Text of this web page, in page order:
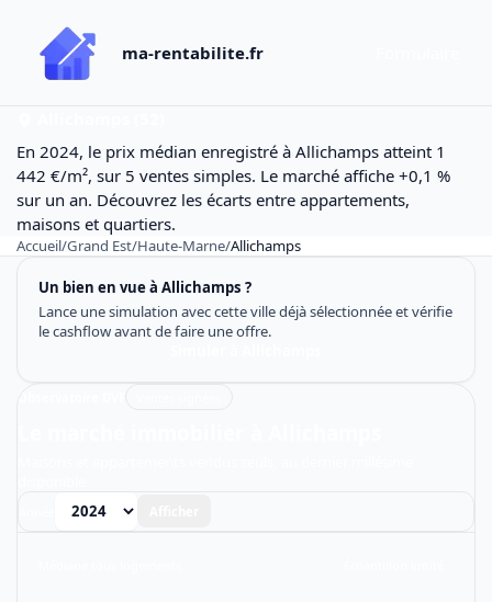
ma-rentabilite.fr
En 2024, le prix médian enregistré à Allichamps atteint 1
442 €/m², sur 5 ventes simples. Le marché affiche +0,1 %
sur un an. Découvrez les écarts entre appartements,
maisons et quartiers.
Accueil/Grand Est/Haute-Marne/Allichamps
Un bien en vue à Allichamps ?
Lance une simulation avec cette ville déjà sélectionnée et vérifie
le cashflow avant de faire une offre.
Observatoire DVF